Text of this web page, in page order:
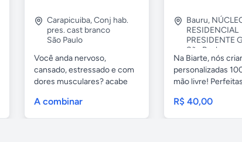
Carapicuiba,Conj hab.
pres. cast branco
São Paulo
Você anda nervoso,
cansado, estressado e com
dores musculares? acabe
A combinar
Bauru,
RESIDENCIAL
PRESIDENTE
São Paulo
Na Biarte, nós
personalizadas
mão livre!
R$ 40,00